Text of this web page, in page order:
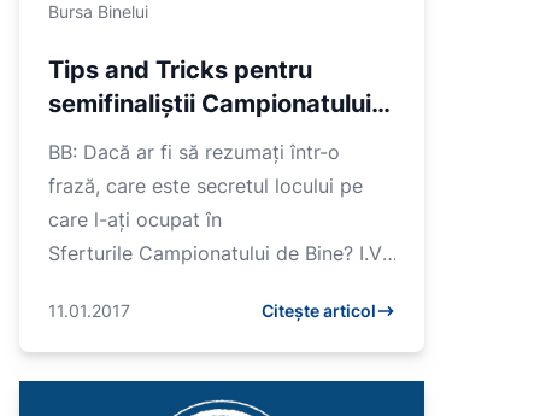
Bursa Binelui
Tips and Tricks pentru
semifinaliștii Campionatului
de Bine de la Ioana Vârtosu
BB: Dacă ar fi să rezumați într-o
frază, care este secretul locului pe
care l-ați ocupat în
Sferturile Campionatului de Bine? I.V.:
pregătit din timp si...
11.01.2017 Citește articol